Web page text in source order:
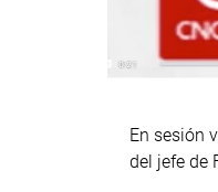
En sesión
del jefe de